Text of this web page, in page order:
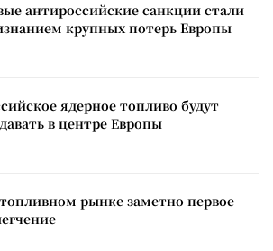
антироссийские санкции стали
крупных потерь Европы
ядерное топливо будут
в центре Европы
рынке заметно первое